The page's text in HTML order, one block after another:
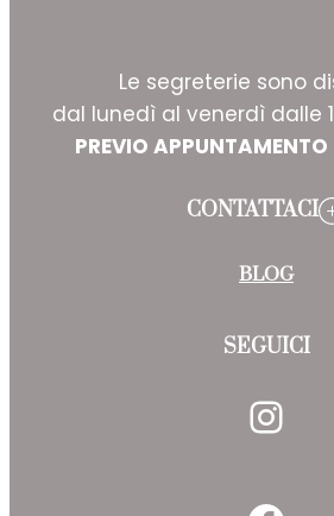
Le segreterie sono
dal lunedì al venerdì dalle
PREVIO APPUNTAMENTO
CONTATTACI
BLOG
SEGUICI